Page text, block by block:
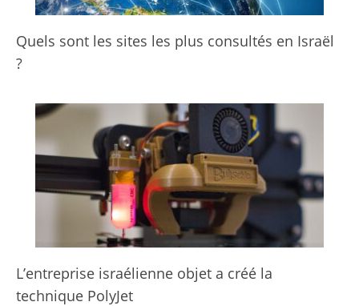
Quels sont les sites les plus consultés en Israël
?
L’entreprise israélienne objet a créé la
technique PolyJet